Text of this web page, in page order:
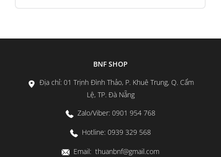
BNF SHOP
Địa chỉ: 01 Trịnh Đình Thảo, P. Khuê Trung, Q. Cẩm
Lệ, TP. Đà Nẵng
Zalo/Viber: 0901 954 768
Hotline: 0939 329 568
Email: thuanbnf@gmail.com